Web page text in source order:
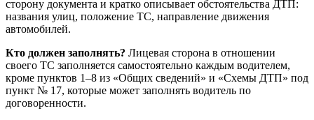
сторону документа и кратко описывает обстоятельства ДТП:
названия улиц, положение ТС, направление движения
автомобилей.
Кто должен заполнять? Лицевая сторона в отношении
своего ТС заполняется самостоятельно каждым водителем,
кроме пунктов 1–8 из «Общих сведений» и «Схемы ДТП» под
пункт № 17, которые может заполнять водитель по
договоренности.